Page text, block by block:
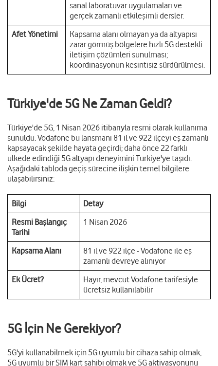
sanal laboratuvar uygulamaları ve
gerçek zamanlı etkileşimli dersler.
Afet Yönetimi
Kapsama alanı olmayan ya da altyapısı
zarar görmüş bölgelere hızlı 5G destekli
iletişim çözümleri sunulması;
koordinasyonun kesintisiz sürdürülmesi.
Türkiye'de 5G Ne Zaman Geldi?
Türkiye'de 5G, 1 Nisan 2026 itibarıyla resmi olarak kullanıma
sunuldu. Vodafone bu lansmanı 81 il ve 922 ilçeyi eş zamanlı
kapsayacak şekilde hayata geçirdi; daha önce 22 farklı
ülkede edindiği 5G altyapı deneyimini Türkiye'ye taşıdı.
Aşağıdaki tabloda geçiş sürecine ilişkin temel bilgilere
ulaşabilirsiniz:
Bilgi
Detay
Resmi Başlangıç
Tarihi
1 Nisan 2026
Kapsama Alanı
81 il ve 922 ilçe - Vodafone ile eş
zamanlı devreye alınıyor
Ek Ücret?
Hayır, mevcut Vodafone tarifesiyle
ücretsiz kullanılabilir
5G İçin Ne Gerekiyor?
5G'yi kullanabilmek için 5G uyumlu bir cihaza sahip olmak,
5G uyumlu bir SIM kart sahibi olmak ve 5G aktivasyonunu